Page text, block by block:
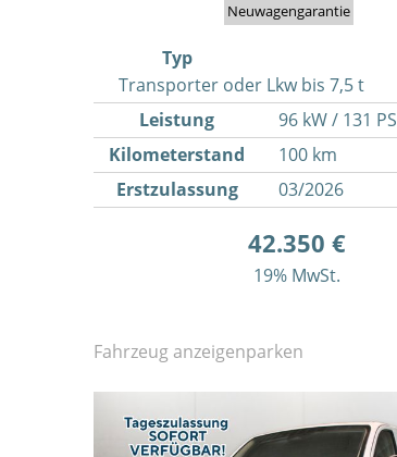
Neuwagengarantie
Typ
Transporter oder Lkw bis 7,5 t
Leistung
96 kW / 131 PS
Kilometerstand
100 km
Erstzulassung
03/2026
42.350 €
19% MwSt.
Fahrzeug anzeigenparken